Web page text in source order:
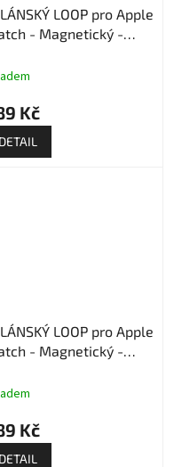
LOOP pro Apple
- Magnetický -
Kč
DETAIL
LOOP pro Apple
- Magnetický -
Kč
DETAIL